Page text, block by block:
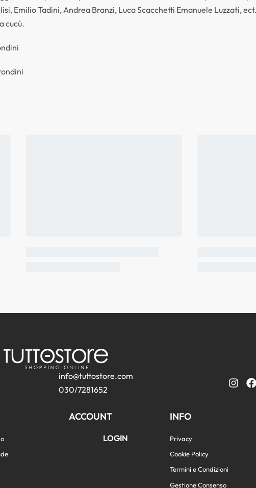
Emilio Tadini, Andrea Branzi, Luca Scacchetti Emanuele Luzzati,
cucù.
info@tuttostore.com
030/7281652
ACCOUNT
LOGIN
INFO
Privacy
Cookie Policy
Termini e Condizioni
Gestione Consenso